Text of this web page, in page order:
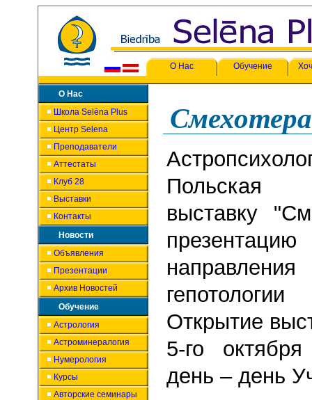
О Нас Обучение
О Нас
Школа Selēna Plus
Центр Selena
Преподаватели
Аттестаты
Клуб 28
Выставки
Контакты
Новости
Объявления
Презентации
Архив Новостей
Обучение
Астрология
Астроминералогия
Нумерология
Курсы
Авторские семинары
Польская
выставку
Открытие
5-го
день – день